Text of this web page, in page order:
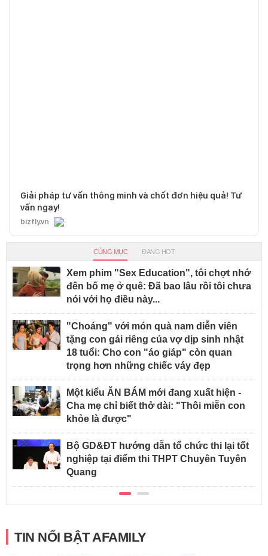
Giải pháp tư vấn thông minh và chốt đơn hiệu quả! Tư
vấn ngay!
bizfly.vn
CÙNG MỤC ĐANG HOT
Xem phim "Sex Education", tôi chợt nhớ
đến bố mẹ ở quê: Đã bao lâu rồi tôi chưa
nói với họ điều này...
"Choáng" với món quà nam diễn viên
tặng con gái riêng của vợ dịp sinh nhật
18 tuổi: Cho con "áo giáp" còn quan
trọng hơn những chiếc váy đẹp
Một kiểu ĂN BÁM mới đang xuất hiện -
Cha mẹ chỉ biết thở dài: "Thôi miễn con
khỏe là được"
Bộ GD&ĐT hướng dẫn tổ chức thi lại tốt
nghiệp tại điểm thi THPT Chuyên Tuyên
Quang
TIN NỔI BẬT AFAMILY